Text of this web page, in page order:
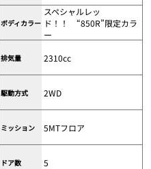
ボディカラー
スペシャルレッ
ド！！ “850R”限定カラ
ー
排気量 2310cc
駆動方式 2WD
ミッション 5MTフロア
ドア数 5